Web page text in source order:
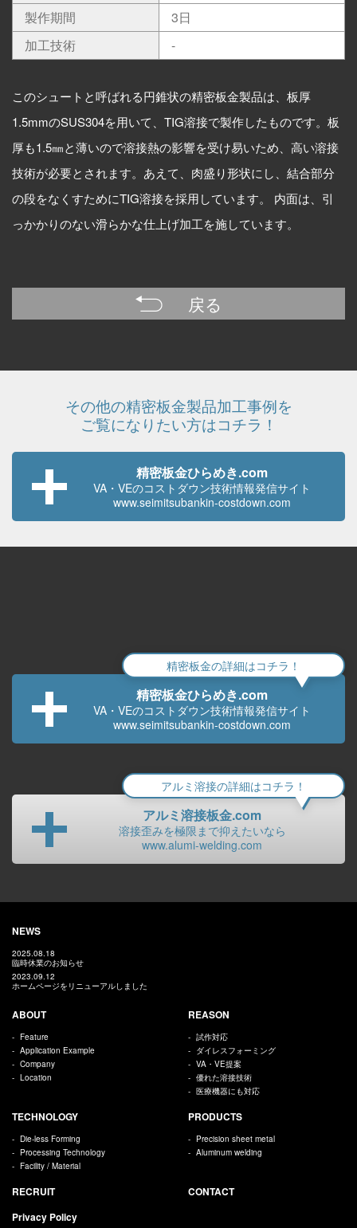
製作期間
3日
加工技術
-
このシュートと呼ばれる円錐状の精密板金製品は、板厚
1.5mmのSUS304を用いて、TIG溶接で製作したものです。板
厚も1.5㎜と薄いので溶接熱の影響を受け易いため、高い溶接
技術が必要とされます。あえて、肉盛り形状にし、結合部分
の段をなくすためにTIG溶接を採用しています。 内面は、引
っかかりのない滑らかな仕上げ加工を施しています。
戻る
その他の精密板金製品加工事例を
ご覧になりたい方はコチラ！
精密板金ひらめき.com
VA・VEのコストダウン技術情報発信サイト
www.seimitsubankin-costdown.com
精密板金ひらめき.com
VA・VEのコストダウン技術情報発信サイト
www.seimitsubankin-costdown.com
精密板金の詳細はコチラ！
アルミ溶接板金.com
溶接歪みを極限まで抑えたいなら
www.alumi-welding.com
アルミ溶接の詳細はコチラ！
NEWS
2025.08.18
臨時休業のお知らせ
2023.09.12
ホームページをリニューアルしました
ABOUT
Feature
Application Example
Company
Location
REASON
試作対応
ダイレスフォーミング
VA・VE提案
優れた溶接技術
医療機器にも対応
TECHNOLOGY
Die-less Forming
Processing Technology
Facility / Material
PRODUCTS
Precision sheet metal
Aluminum welding
RECRUIT
CONTACT
Privacy Policy